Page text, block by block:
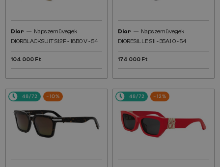
Dior — Napszemüvegek
DIORBLACKSUIT S12F - 18B0 V - 54
104 000 Ft
Dior — Napszemüvegek
DIORESILLE S1I - 35A1 O - 54
174 000 Ft
48/72 -10% 48/72 -12%